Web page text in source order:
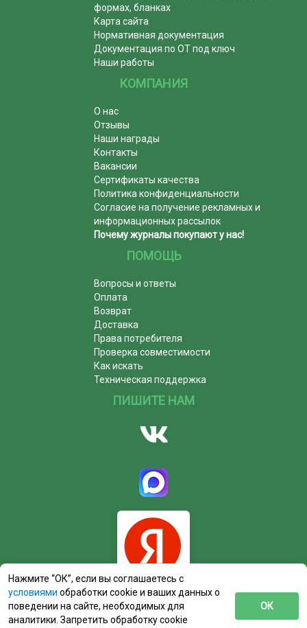
формах, бланках
Карта сайта
Нормативная документация
Документация по ОТ под ключ
Наши работы
КОМПАНИЯ
О нас
Отзывы
Наши награды
Контакты
Вакансии
Сертификаты качества
Политика конфиденциальности
Согласие на получение рекламных и
информационных рассылок
Почему журналы покупают у нас!
ПОМОЩЬ
Вопросы и ответы
Оплата
Возврат
Доставка
Права потребителя
Проверка совместимости
Как искать
Техническая поддержка
ПИШИТЕ НАМ
Нажмите “ОК”, если вы соглашаетесь с
условиями обработки cookie и ваших данных о
поведении на сайте, необходимых для
аналитики. Запретить обработку cookie
ОК